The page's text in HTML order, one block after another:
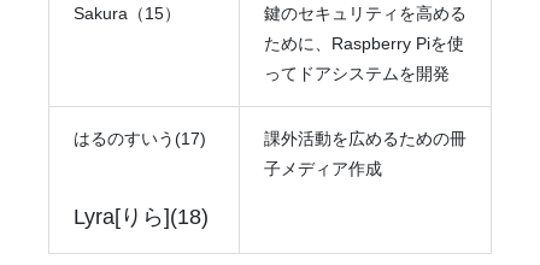
Sakura（15）
鍵のセキュリティを高める
ために、Raspberry Piを使
ってドアシステムを開発
はるのすいう(17)
Lyra[りら](18)
課外活動を広めるための冊
子メディア作成